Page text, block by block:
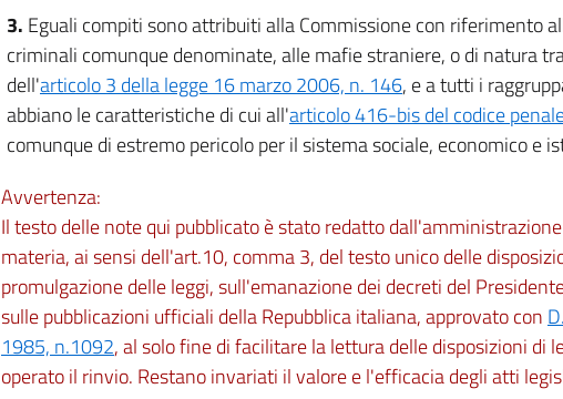
3. Eguali compiti sono attribuiti alla Commissione con riferimento
criminali comunque denominate, alle mafie straniere, o di natura
dell'articolo 3 della legge 16 marzo 2006, n. 146, e a tutti i
abbiano le caratteristiche di cui all'articolo 416-bis del codice
comunque di estremo pericolo per il sistema sociale, economico e
Avvertenza:
Il testo delle note qui pubblicato è stato redatto
materia, ai sensi dell'art.10, comma 3, del testo unico delle
promulgazione delle leggi, sull'emanazione dei decreti del
sulle pubblicazioni ufficiali della Repubblica italiana, approvato con
1985, n.1092, al solo fine di facilitare la lettura delle disposizioni di
operato il rinvio. Restano invariati il valore e l'efficacia degli atti